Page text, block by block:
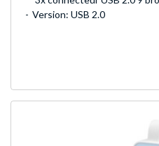
Version: USB 2.0